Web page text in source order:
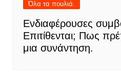
Όλα τα πουλιά.
Ενδιαφέρουσες
Επιτίθενται; Πως
μια συνάντηση.